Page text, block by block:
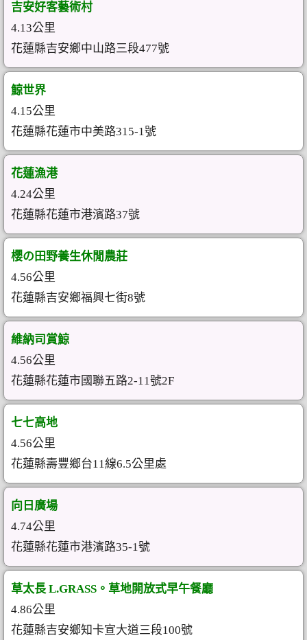
吉安好客藝術村
4.13公里
花蓮縣吉安鄉中山路三段477號
鯨世界
4.15公里
花蓮縣花蓮市中美路315-1號
花蓮漁港
4.24公里
花蓮縣花蓮市港濱路37號
櫻の田野養生休閒農莊
4.56公里
花蓮縣吉安鄉福興七街8號
維納司賞鯨
4.56公里
花蓮縣花蓮市國聯五路2-11號2F
七七高地
4.56公里
花蓮縣壽豐鄉台11線6.5公里處
向日廣場
4.74公里
花蓮縣花蓮市港濱路35-1號
草太長 L.GRASS。草地開放式早午餐廳
4.86公里
花蓮縣吉安鄉知卡宣大道三段100號